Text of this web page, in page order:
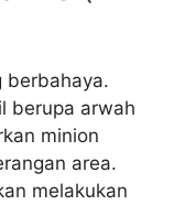
berbahaya.
berupa arwah
minion
area.
melakukan